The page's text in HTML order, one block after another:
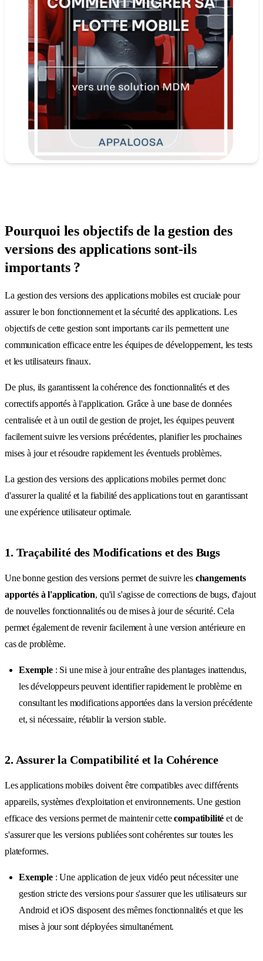
Pourquoi les objectifs de la gestion des
versions des applications sont-ils
importants ?
La gestion des versions des applications mobiles est cruciale pour
assurer le bon fonctionnement et la sécurité des applications. Les
objectifs de cette gestion sont importants car ils permettent une
communication efficace entre les équipes de développement, les tests
et les utilisateurs finaux.
De plus, ils garantissent la cohérence des fonctionnalités et des
correctifs apportés à l'application. Grâce à une base de données
centralisée et à un outil de gestion de projet, les équipes peuvent
facilement suivre les versions précédentes, planifier les prochaines
mises à jour et résoudre rapidement les éventuels problèmes.
La gestion des versions des applications mobiles permet donc
d'assurer la qualité et la fiabilité des applications tout en garantissant
une expérience utilisateur optimale.
1. Traçabilité des Modifications et des Bugs
Une bonne gestion des versions permet de suivre les changements
apportés à l'application, qu'il s'agisse de corrections de bugs, d'ajout
de nouvelles fonctionnalités ou de mises à jour de sécurité. Cela
permet également de revenir facilement à une version antérieure en
cas de problème.
Exemple: Si une mise à jour entraîne des plantages inattendus,
les développeurs peuvent identifier rapidement le problème en
consultant les modifications apportées dans la version précédente
et, si nécessaire, rétablir la version stable.
2. Assurer la Compatibilité et la Cohérence
Les applications mobiles doivent être compatibles avec différents
appareils, systèmes d'exploitation et environnements. Une gestion
efficace des versions permet de maintenir cettecompatibilité et de
s'assurer que les versions publiées sont cohérentes sur toutes les
plateformes.
Exemple: Une application de jeux vidéo peut nécessiter une
gestion stricte des versions pour s'assurer que les utilisateurs sur
Android et iOS disposent des mêmes fonctionnalités et que les
mises à jour sont déployées simultanément.